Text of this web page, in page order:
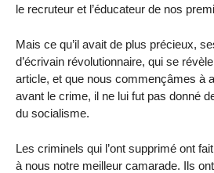
le recruteur et l’éducateur de nos
Mais ce qu’il avait de plus précieux,
d’écrivain révolutionnaire, qui se
article, et que nous commençâmes à
avant le crime, il ne lui fut pas donné
du socialisme.
Les criminels qui l’ont supprimé ont
à nous notre meilleur camarade. Ils